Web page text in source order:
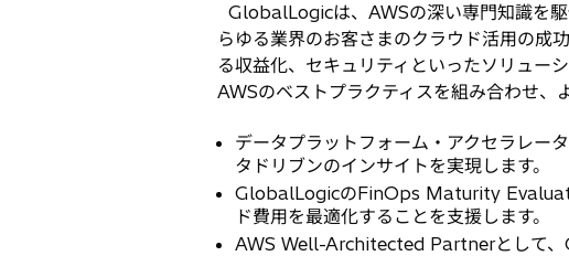
GlobalLogicは、AWSの深い専門知識を
らゆる業界のお客さまのクラウド活用の成
る収益化、セキュリティといったソリュー
AWSのベストプラクティスを組み合わせ、
データプラットフォーム・アクセラレー
タドリブンのインサイトを実現します。
GlobalLogicのFinOps Maturity
ド費用を最適化することを支援します。
AWS Well-Architected Partnerとして